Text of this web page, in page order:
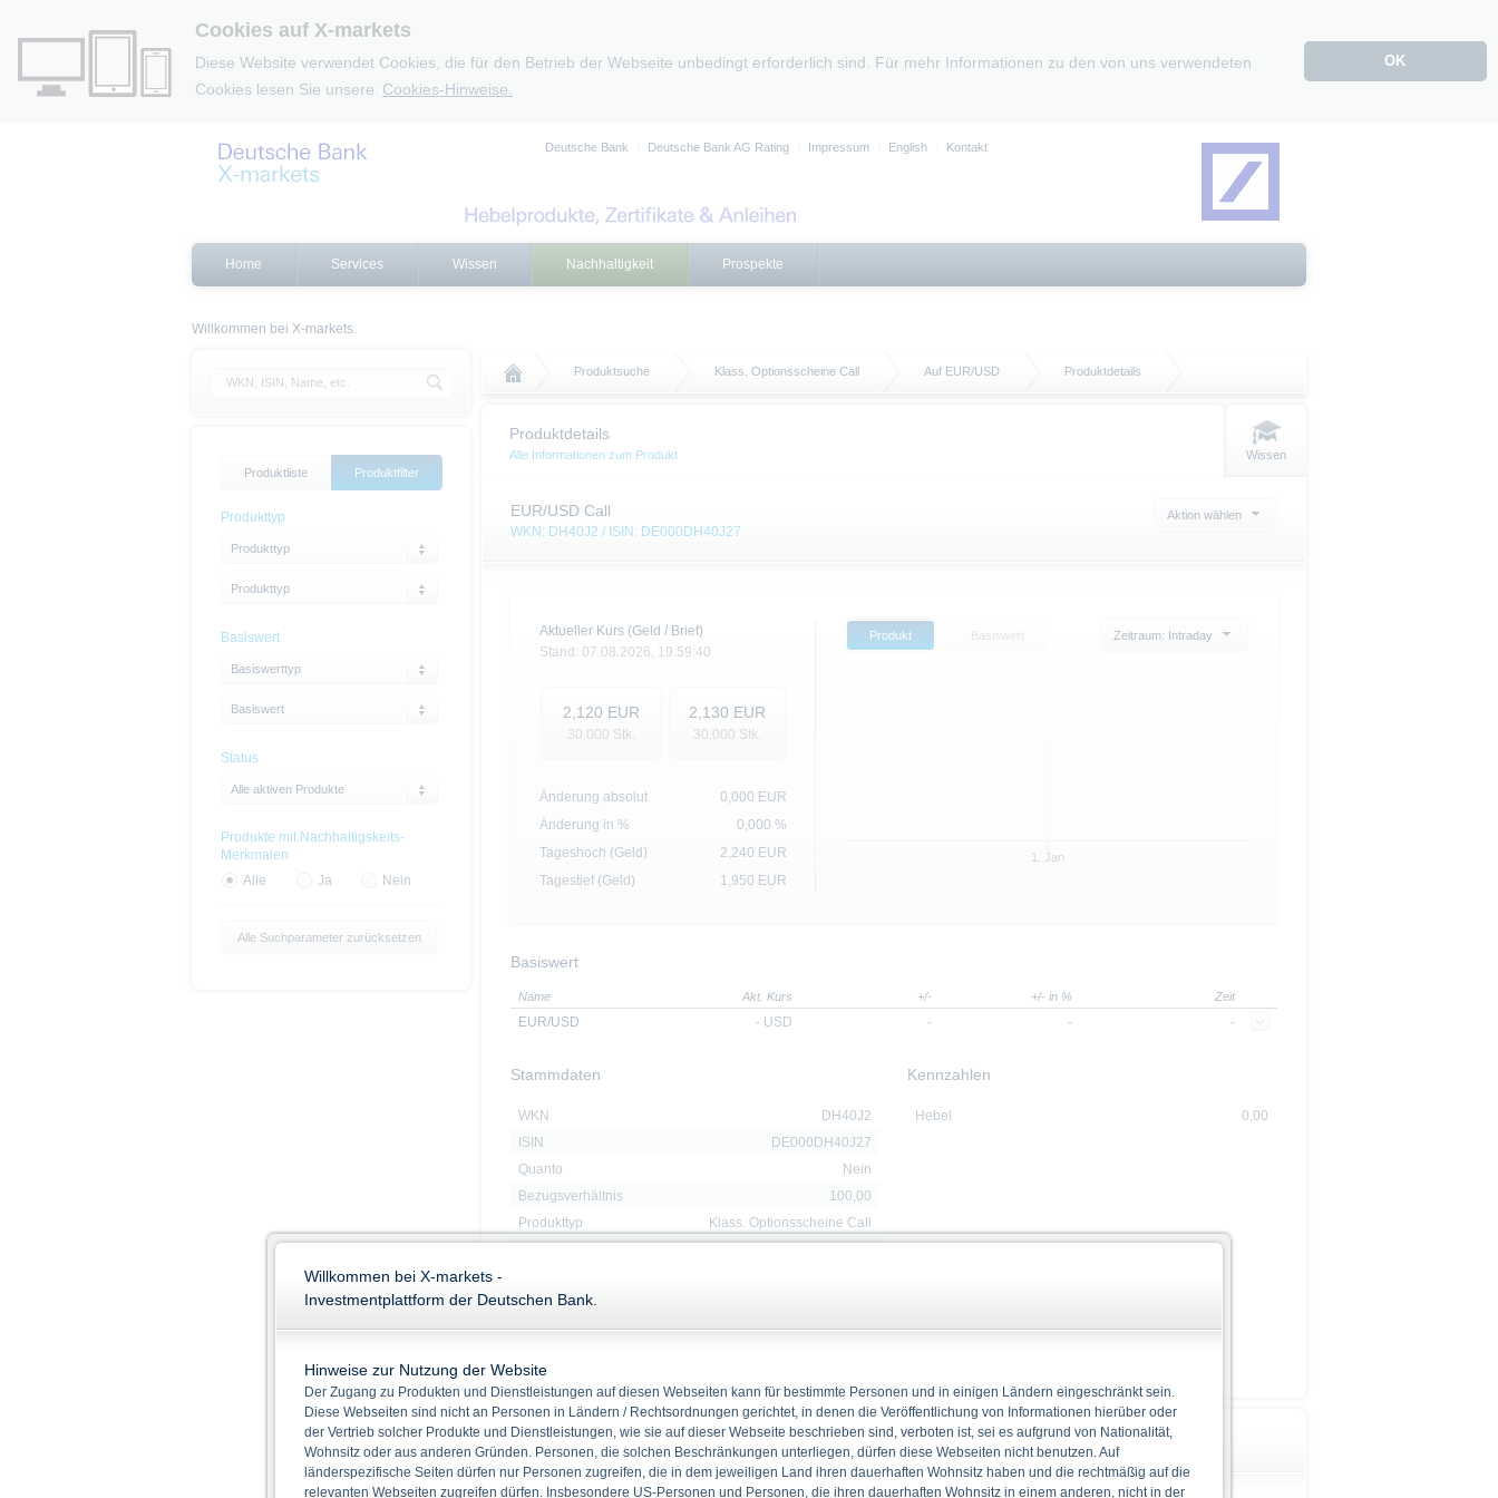
Cookies auf X-markets
Diese Website verwendet Cookies, die für den Betrieb der Webseite unbedingt erforderlich sind. Für mehr Informationen zu den von uns verwendeten
Cookies lesen Sie unsere Cookies-Hinweise.
OK
Deutsche Bank Deutsche Bank AG Rating Impressum English Kontakt
Home Services Wissen Nachhaltigkeit Prospekte
Willkommen bei X-markets.
Produktsuche Klass. Optionsscheine Call Auf EUR/USD Produktdetails
Produktdetails
Alle Informationen zum Produkt Wissen
EUR/USD Call
WKN: DH40J2 / ISIN: DE000DH40J27
Aktion wählen
Aktueller Kurs (Geld / Brief)
Stand: 07.08.2026, 19:59:40
2,120 EUR
30.000 Stk.
2,130 EUR
30.000 Stk.
Änderung absolut 0,000 EUR
Änderung in %
0,000 %
Tageshoch (Geld)
2,240 EUR
Tagestief (Geld)
1,950 EUR
Produkt Basiswert Zeitraum: Intraday
1. Jan
Basiswert
Name Akt. Kurs +/- +/- in % Zeit
EUR/USD - USD - - -
Stammdaten
WKN
DH40J2
ISIN
DE000DH40J27
Quanto
Nein
Bezugsverhältnis
100,00
Produkttyp
Klass. Optionsscheine Call
Emissionstag
Laufzeit
16.04.2027
Kennzahlen
Hebel 0,00
Downloads Wichtige Hinweise
Produktliste Produktfilter
Produkttyp
Produkttyp
Produkttyp
Basiswert
Basiswerttyp
Basiswert
Status
Alle aktiven Produkte
Produkte mit Nachhaltigskeits-
Merkmalen
Alle
Ja Nein
Alle Suchparameter zurücksetzen
Willkommen bei X-markets -
Investmentplattform der Deutschen Bank.
Hinweise zur Nutzung der Website
Der Zugang zu Produkten und Dienstleistungen auf diesen Webseiten kann für bestimmte Personen und in einigen Ländern eingeschränkt sein.
Diese Webseiten sind nicht an Personen in Ländern / Rechtsordnungen gerichtet, in denen die Veröffentlichung von Informationen hierüber oder
der Vertrieb solcher Produkte und Dienstleistungen, wie sie auf dieser Webseite beschrieben sind, verboten ist, sei es aufgrund von Nationalität,
Wohnsitz oder aus anderen Gründen. Personen, die solchen Beschränkungen unterliegen, dürfen diese Webseiten nicht benutzen. Auf
länderspezifische Seiten dürfen nur Personen zugreifen, die in dem jeweiligen Land ihren dauerhaften Wohnsitz haben und die rechtmäßig auf die
relevanten Webseiten zugreifen dürfen. Insbesondere US-Personen und Personen, die ihren dauerhaften Wohnsitz in einem anderen, nicht in der